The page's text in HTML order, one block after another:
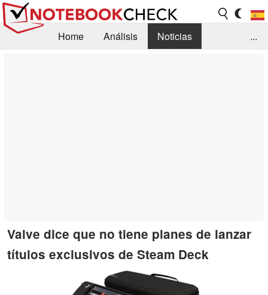
Home Análisis
Noticias
...
Valve dice que no tiene planes de lanzar
títulos exclusivos de Steam Deck